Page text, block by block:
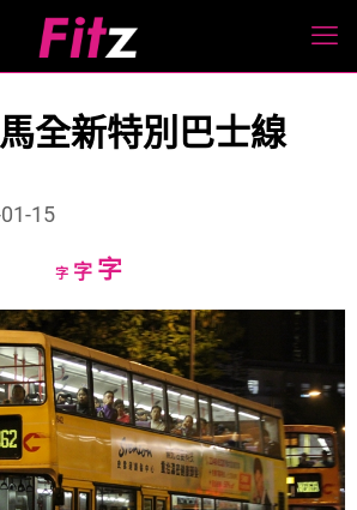
全新特別巴士線
15
字Decrease
size.
字Reset
size.
字Increase
size.